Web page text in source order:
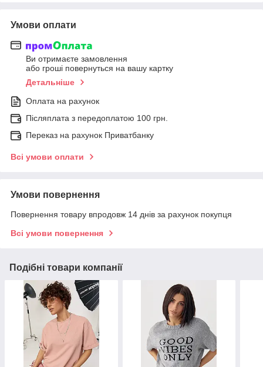
Умови оплати
Ви отримаєте замовлення
або гроші повернуться на вашу картку
Детальніше
Оплата на рахунок
Післяплата з передоплатою 100 грн.
Переказ на рахунок Приватбанку
Всі умови оплати
Умови повернення
Повернення товару впродовж 14 днів за рахунок покупця
Всі умови повернення
Подібні товари компанії